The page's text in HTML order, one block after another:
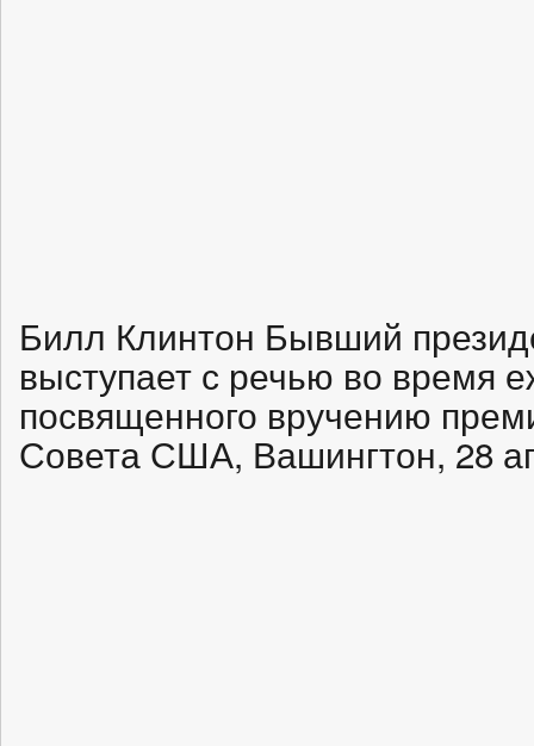
Билл Клинтон Бывший
выступает с речью во время
посвященного вручению
Совета США, Вашингтон, 28